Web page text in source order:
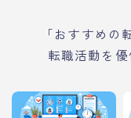
「おすすめの
転職活動を